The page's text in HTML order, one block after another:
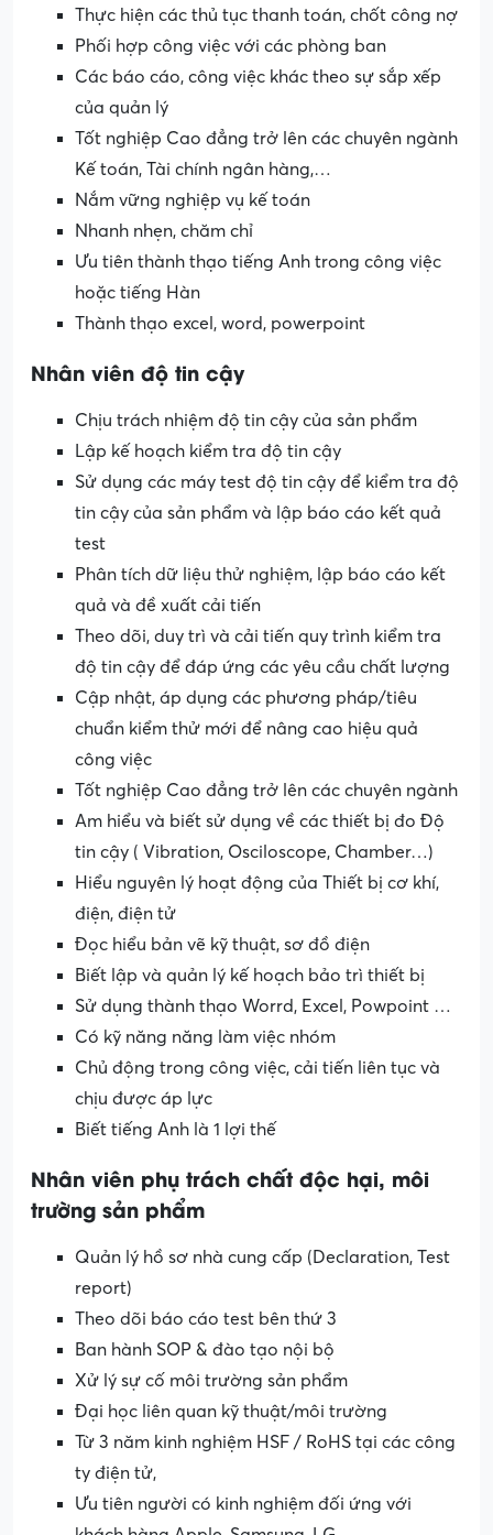
Thực hiện các thủ tục thanh toán, chốt công nợ
Phối hợp công việc với các phòng ban
Các báo cáo, công việc khác theo sự sắp xếp
của quản lý
Tốt nghiệp Cao đẳng trở lên các chuyên ngành
Kế toán, Tài chính ngân hàng,…
Nắm vững nghiệp vụ kế toán
Nhanh nhẹn, chăm chỉ
Ưu tiên thành thạo tiếng Anh trong công việc
hoặc tiếng Hàn
Thành thạo excel, word, powerpoint
Nhân viên độ tin cậy
Chịu trách nhiệm độ tin cậy của sản phẩm
Lập kế hoạch kiểm tra độ tin cậy
Sử dụng các máy test độ tin cậy để kiểm tra độ
tin cậy của sản phẩm và lập báo cáo kết quả
test
Phân tích dữ liệu thử nghiệm, lập báo cáo kết
quả và đề xuất cải tiến
Theo dõi, duy trì và cải tiến quy trình kiểm tra
độ tin cậy để đáp ứng các yêu cầu chất lượng
Cập nhật, áp dụng các phương pháp/tiêu
chuẩn kiểm thử mới để nâng cao hiệu quả
công việc
Tốt nghiệp Cao đẳng trở lên các chuyên ngành
Am hiểu và biết sử dụng về các thiết bị đo Độ
tin cậy ( Vibration, Osciloscope, Chamber…)
Hiểu nguyên lý hoạt động của Thiết bị cơ khí,
điện, điện tử
Đọc hiểu bản vẽ kỹ thuật, sơ đồ điện
Biết lập và quản lý kế hoạch bảo trì thiết bị
Sử dụng thành thạo Worrd, Excel, Powpoint …
Có kỹ năng năng làm việc nhóm
Chủ động trong công việc, cải tiến liên tục và
chịu được áp lực
Biết tiếng Anh là 1 lợi thế
Nhân viên phụ trách chất độc hại, môi
trường sản phẩm
Quản lý hồ sơ nhà cung cấp (Declaration, Test
report)
Theo dõi báo cáo test bên thứ 3
Ban hành SOP & đào tạo nội bộ
Xử lý sự cố môi trường sản phẩm
Đại học liên quan kỹ thuật/môi trường
Từ 3 năm kinh nghiệm HSF / RoHS tại các công
ty điện tử,
Ưu tiên người có kinh nghiệm đối ứng với